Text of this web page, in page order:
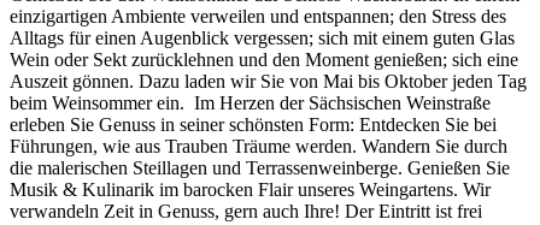
einzigartigen Ambiente verweilen und entspannen; den Stress des
Alltags für einen Augenblick vergessen; sich mit einem guten Glas
Wein oder Sekt zurücklehnen und den Moment genießen; sich eine
Auszeit gönnen. Dazu laden wir Sie von Mai bis Oktober jeden Tag
beim Weinsommer ein. Im Herzen der Sächsischen Weinstraße
erleben Sie Genuss in seiner schönsten Form: Entdecken Sie bei
Führungen, wie aus Trauben Träume werden. Wandern Sie durch
die malerischen Steillagen und Terrassenweinberge. Genießen Sie
Musik & Kulinarik im barocken Flair unseres Weingartens. Wir
verwandeln Zeit in Genuss, gern auch Ihre! Der Eintritt ist frei